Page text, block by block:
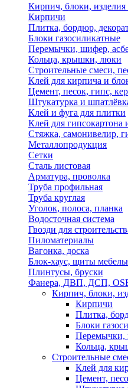
Кирпич, блоки, изделия
Кирпичи
Плитка, бордюр,
Блоки газосиликатные
Перемычки, шифер,
Кольца, крышки, люки
Строительные смеси,
Клей для кирпича и
Цемент, песок, гипс,
Штукатурка и
Клей и фуга для плитки
Клей для гипсокартона
Стяжка, самонивелир,
Металлопродукция
Сетки
Сталь листовая
Арматура, проволка
Труба профильная
Труба круглая
Уголок, полоса, планка
Водосточная система
Гвозди для
Пиломатериалы
Вагонка, доска
Блок-хаус, щиты
Плинтусы, бруски
Фанера, ДВП, ДСП,
Кирпич, блоки,
Кирпичи
Плитка,
Блоки
Перемычки,
Кольца,
Строительные
Клей для
Цемент,